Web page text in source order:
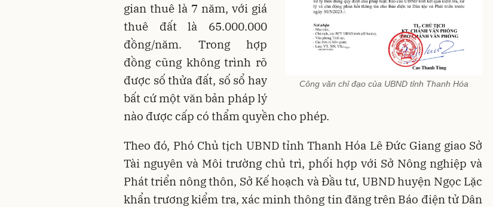
Công văn chỉ đạo của UBND tỉnh Thanh Hóa
gian thuê là 7 năm, với giá
thuê đất là 65.000.000
đồng/năm. Trong hợp
đồng cũng không trình rõ
được số thửa đất, số sổ hay
bất cứ một văn bản pháp lý
nào được cấp có thẩm quyền cho phép.
Theo đó, Phó Chủ tịch UBND tỉnh Thanh Hóa Lê Đức Giang giao Sở
Tài nguyên và Môi trường chủ trì, phối hợp với Sở Nông nghiệp và
Phát triển nông thôn, Sở Kế hoạch và Đầu tư, UBND huyện Ngọc Lặc
khẩn trương kiểm tra, xác minh thông tin đăng trên Báo điện tử Dân